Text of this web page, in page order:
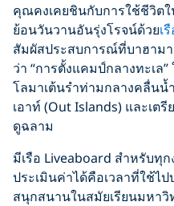
คุณคงเคยชินกับการใช้ชีวิต
ย้อนวันวานอันรุ่งโรจน์ด้วยเ
สัมผัสประสบการณ์ที่บาฮาม
ว่า “การตั้งแคมป์กลางทะเล
โลมาเต้นรำท่ามกลางคลื่นน้
เอาท์ (Out Islands) และเต
ดูฉลาม
มีเรือ Liveaboard สำหรับ
ประเมินค่าได้คือเวลาที่ใช้ไ
สนุกสนานในสมัยเรียนมหาวิ